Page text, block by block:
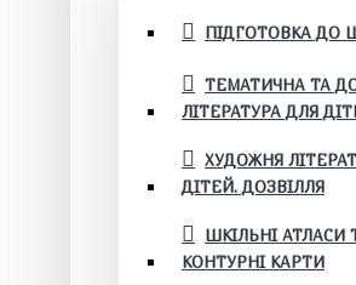
ПІДГОТОВКА ДО
ТЕМАТИЧНА ТА
ЛІТЕРАТУРА ДЛЯ
ХУДОЖНЯ
ДІТЕЙ. ДОЗВІЛЛЯ
ШКІЛЬНІ АТЛАСИ
КОНТУРНІ КАРТИ